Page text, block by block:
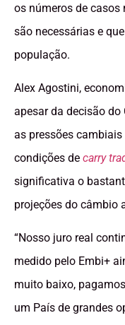
os números de
são necessárias e
população.
Alex Agostini,
apesar da decisão do
as pressões
condições de carry
significativa o
projeções do câmbio
“Nosso juro real
medido pelo Embi+
muito baixo,
um País de grandes